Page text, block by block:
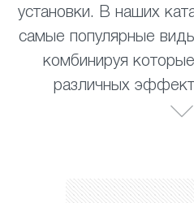
установки. В наших
самые популярные
комбинируя
различных